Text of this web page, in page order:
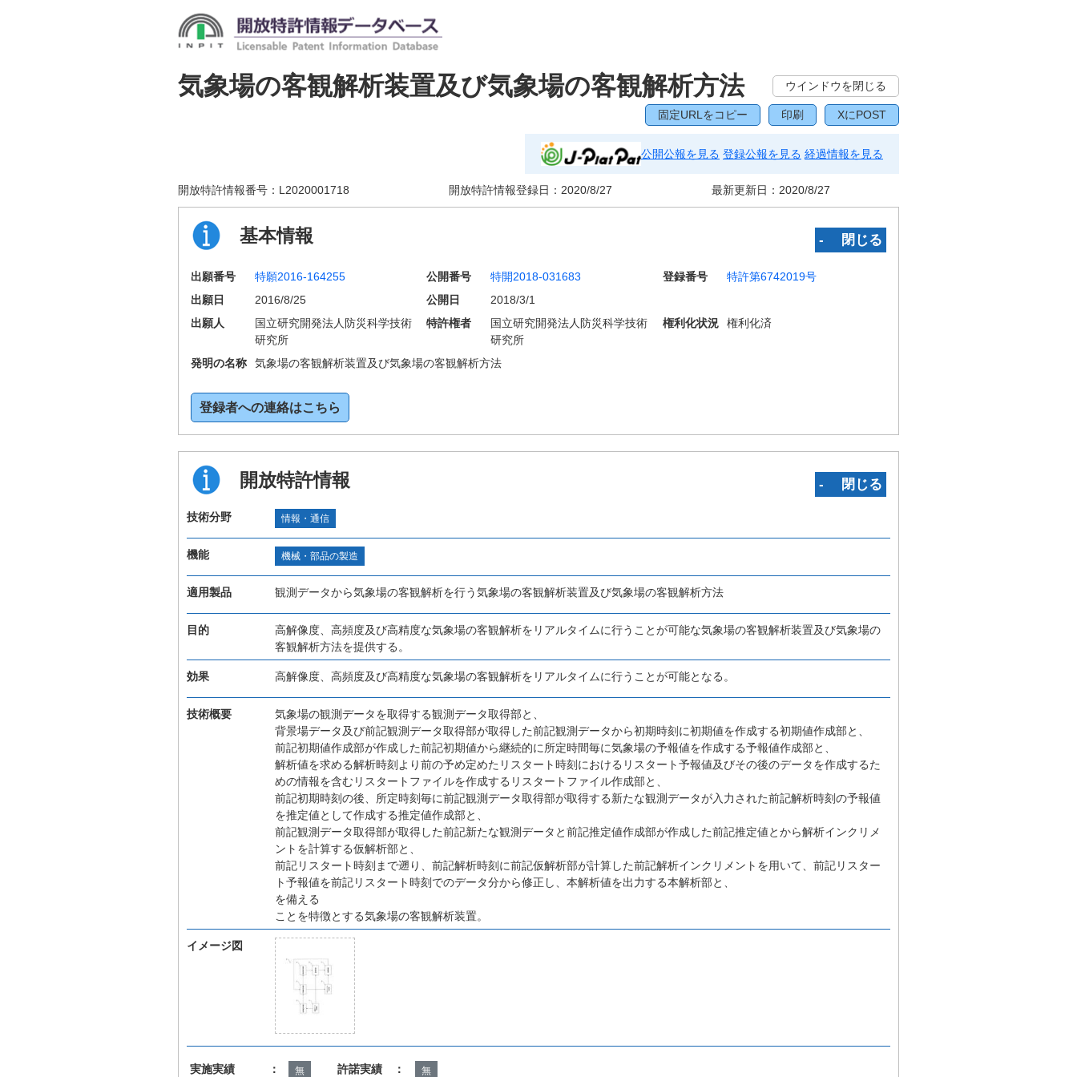
気象場の客観解析装置及び気象場の客観解析方法 ウインドウを閉じる
固定URLをコピー 印刷 XにPOST
公開公報を見る 登録公報を見る 経過情報を見る
開放特許情報番号： L2020001718 開放特許情報登録日： 2020/8/27 最新更新日： 2020/8/27
基本情報 ‐ 閉じる
出願番号 特願2016-164255 公開番号 特開2018-031683 登録番号
特許第6742019号
出願日
2016/8/25 公開日
2018/3/1
出願人
国立研究開発法人防災科学技術
研究所
特許権者
国立研究開発法人防災科学技術
研究所
権利化状況 権利化済
発明の名称 気象場の客観解析装置及び気象場の客観解析方法
登録者への連絡はこちら
開放特許情報 ‐ 閉じる
技術分野 情報・通信
機能 機械・部品の製造
適用製品 観測データから気象場の客観解析を行う気象場の客観解析装置及び気象場の客観解析方法
目的
高解像度、高頻度及び高精度な気象場の客観解析をリアルタイムに行うことが可能な気象場の客観解析装置及び気象場の
客観解析方法を提供する。
効果 高解像度、高頻度及び高精度な気象場の客観解析をリアルタイムに行うことが可能となる。
技術概要
気象場の観測データを取得する観測データ取得部と、
背景場データ及び前記観測データ取得部が取得した前記観測データから初期時刻に初期値を作成する初期値作成部と、
前記初期値作成部が作成した前記初期値から継続的に所定時間毎に気象場の予報値を作成する予報値作成部と、
解析値を求める解析時刻より前の予め定めたリスタート時刻におけるリスタート予報値及びその後のデータを作成するた
めの情報を含むリスタートファイルを作成するリスタートファイル作成部と、
前記初期時刻の後、所定時刻毎に前記観測データ取得部が取得する新たな観測データが入力された前記解析時刻の予報値
を推定値として作成する推定値作成部と、
前記観測データ取得部が取得した前記新たな観測データと前記推定値作成部が作成した前記推定値とから解析インクリメ
ントを計算する仮解析部と、
前記リスタート時刻まで遡り、前記解析時刻に前記仮解析部が計算した前記解析インクリメントを用いて、前記リスター
ト予報値を前記リスタート時刻でのデータ分から修正し、本解析値を出力する本解析部と、
を備える
ことを特徴とする気象場の客観解析装置。
イメージ図
実施実績 ： 無 許諾実績 ： 無